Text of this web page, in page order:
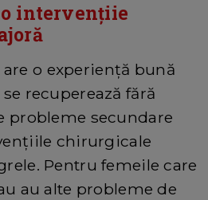
o intervențiie
o experiență bună
recuperează fără
probleme secundare
chirurgicale
Pentru femeile care
au alte probleme de